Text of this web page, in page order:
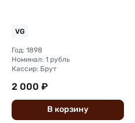
VG
Год: 1898
Номинал: 1 рубль
Кассир: Брут
2 000 ₽
В корзину